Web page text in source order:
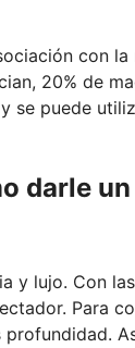
con la
20% de
se puede
darle
y lujo. Con
Para